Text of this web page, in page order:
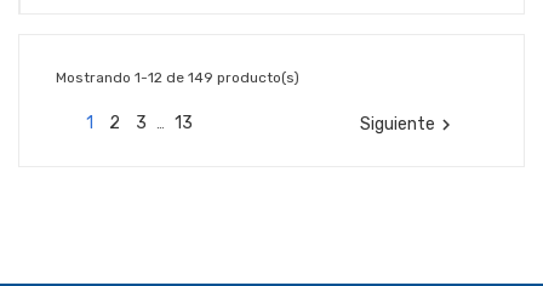
Mostrando 1-12 de 149 producto(s)
1 2 3 … 13 Siguiente 